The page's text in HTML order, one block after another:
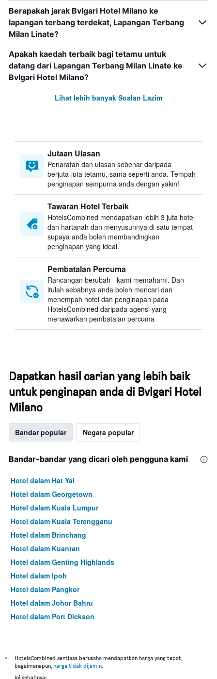
Berapakah jarak Bvlgari Hotel Milano ke
lapangan terbang terdekat, Lapangan Terbang
Milan Linate?
Apakah kaedah terbaik bagi tetamu untuk
datang dari Lapangan Terbang Milan Linate ke
Bvlgari Hotel Milano?
Lihat lebih banyak Soalan Lazim
Jutaan Ulasan
Penarafan dan ulasan sebenar daripada
berjuta-juta tetamu, sama seperti anda. Tempah
penginapan sempurna anda dengan yakin!
Tawaran Hotel Terbaik
HotelsCombined mendapatkan lebih 3 juta hotel
dan hartanah dan menyusunnya di satu tempat
supaya anda boleh membandingkan
penginapan yang ideal.
Pembatalan Percuma
Rancangan berubah - kami memahami. Dan
itulah sebabnya anda boleh mencari dan
menempah hotel dan penginapan pada
HotelsCombined daripada agensi yang
menawarkan pembatalan percuma
Dapatkan hasil carian yang lebih baik
untuk penginapan anda di Bvlgari Hotel
Milano
Bandar popular Negara popular
Bandar-bandar yang dicari oleh pengguna kami
Hotel dalam Hat Yai
Hotel dalam Georgetown
Hotel dalam Kuala Lumpur
Hotel dalam Kuala Terengganu
Hotel dalam Brinchang
Hotel dalam Kuantan
Hotel dalam Genting Highlands
Hotel dalam Ipoh
Hotel dalam Pangkor
Hotel dalam Johor Bahru
Hotel dalam Port Dickson
*
HotelsCombined sentiasa berusaha mendapatkan harga yang tepat,
bagaimanapun, harga tidak dijamin.
Ini sebabnya: